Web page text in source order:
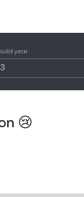
year
😢